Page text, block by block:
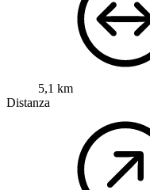
5,1 km
Distanza